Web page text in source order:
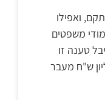
ואפילו
משפטים
טענה זו
בסכום של כ-2.4 מיליון ש"ח מעבר